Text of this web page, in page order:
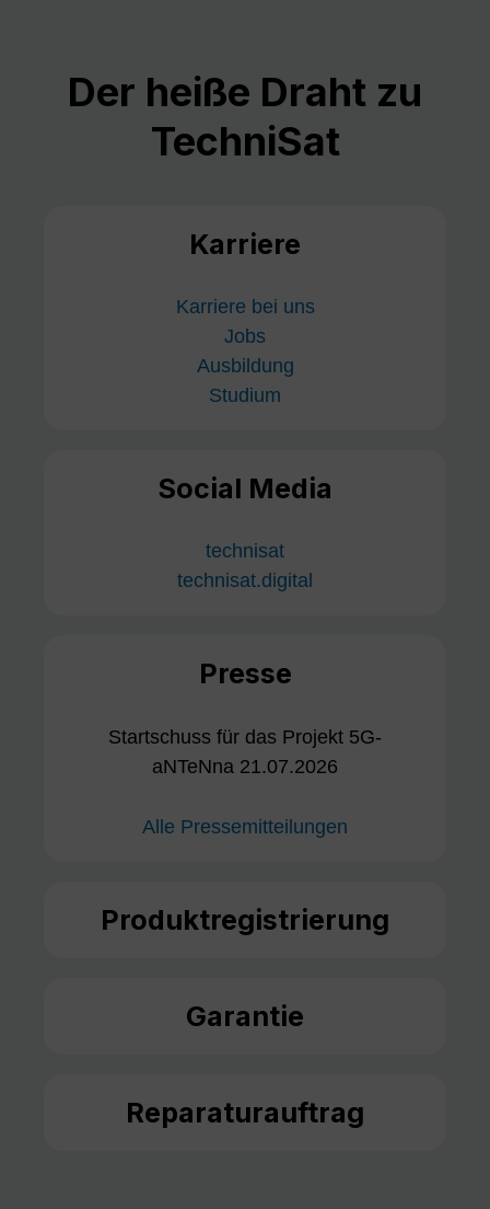
Der heiße Draht zu
TechniSat
Karriere
Karriere bei uns
Jobs
Ausbildung
Studium
Social Media
technisat
technisat.digital
Presse
Startschuss für das Projekt 5G-
aNTeNna 21.07.2026
Alle Pressemitteilungen
Produktregistrierung
Garantie
Reparaturauftrag